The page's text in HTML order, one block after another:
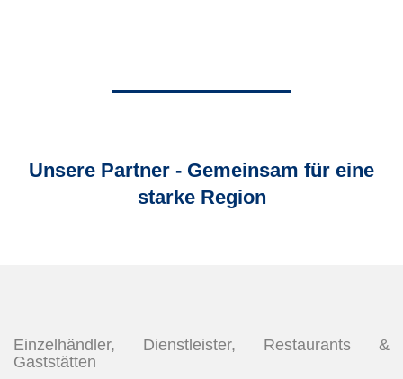
Unsere Partner - Gemeinsam für eine
starke Region
Einzelhändler, Dienstleister, Restaurants &
Gaststätten